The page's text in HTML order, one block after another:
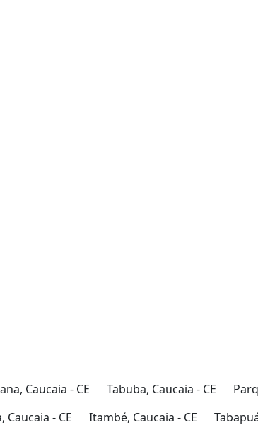
em Condominio
Caucaia - CE Tabuba, Caucaia - CE
Caucaia - CE Itambé, Caucaia - CE